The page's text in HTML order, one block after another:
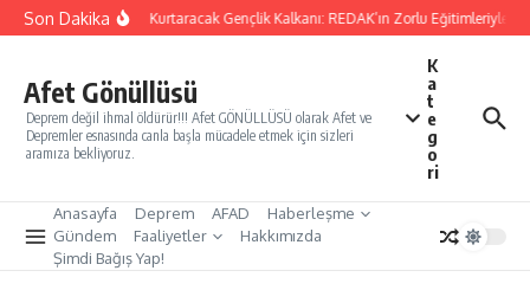
İçeriğe atla
Son DakikaYarınları Kurtaracak Gençlik Kalkanı: REDAK’ın Zorlu Eğitimleriyle
Afet Gönüllüsü
Deprem değil ihmal öldürür!!! Afet GÖNÜLLÜSÜ olarak Afet ve
Depremler esnasında canla başla mücadele etmek için sizleri
aramıza bekliyoruz.
K
a
t
e
g
o
ri
Anasayfa Deprem AFAD
Haberleşme
Gündem
Faaliyetler
Hakkımızda
Şimdi Bağış Yap!